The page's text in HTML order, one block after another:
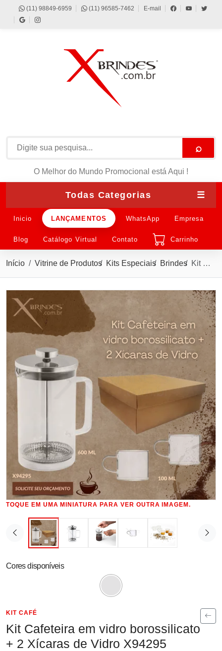
(11) 98849-6959 (11) 96585-7462 E-mail
⌕
O Melhor do Mundo Promocional está Aqui !
Todas Categorias ☰
Inicio LANÇAMENTOS WhatsApp Empresa
Blog Catálogo Virtual Contato Carrinho
Início Vitrine de Produtos Kits Especiais Brindes Kit Cafeteira em vidro borossilicato + 2 Xícaras de Vidro X94295
TOQUE EM UMA MINIATURA PARA VER OUTRA IMAGEM.
Cores disponíveis
KIT CAFÉ
Kit Cafeteira em vidro borossilicato
+ 2 Xícaras de Vidro X94295